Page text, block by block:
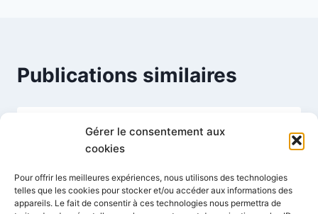
Gérer le consentement aux
cookies
Pour offrir les meilleures expériences, nous utilisons des technologies
telles que les cookies pour stocker et/ou accéder aux informations des
appareils. Le fait de consentir à ces technologies nous permettra de
Publications similaires
Monsieur Untel – The Phonema